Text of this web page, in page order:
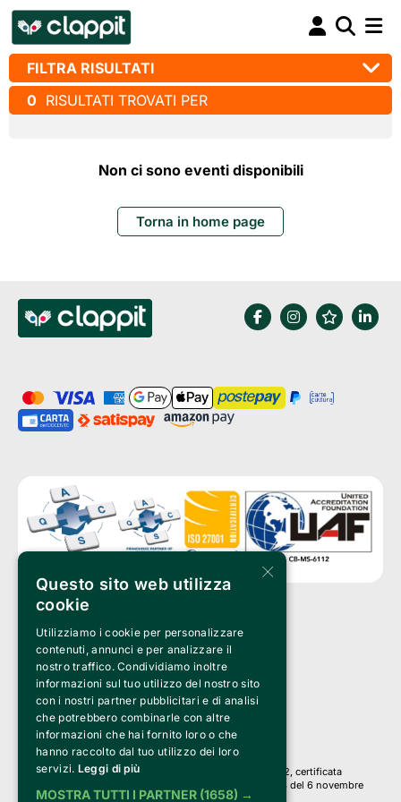
FILTRA RISULTATI
0 RISULTATI TROVATI PER
Non ci sono eventi disponibili
Torna in home page
Clappit è un marchio di proprietà di:
Bemils Srl
a Socio Unico
Via Fosse Ardeatine, 4 -20092 Cinisello Balsamo (MI)
PI 05589050961
Iscr. C.C.I.A.A. Milano R.E.A. 1833471
© 2010-2025 Bemils Srl - Tutti i diritti riservati
Credits:
Clappit è basato sulla piattaforma di biglietteria Belive 6.2, certificata
dall’Agenzia delle Entrate con protocollo n. 2025/445474 del 6 novembre
2025.
×
Questo sito web utilizza
cookie
Utilizziamo i cookie per personalizzare
contenuti, annunci e per analizzare il
nostro traffico. Condividiamo inoltre
informazioni sul tuo utilizzo del nostro sito
con i nostri partner pubblicitari e di analisi
che potrebbero combinarle con altre
informazioni che hai fornito loro o che
hanno raccolto dal tuo utilizzo dei loro
servizi. Leggi di più
MOSTRA TUTTI I PARTNER (1658) →